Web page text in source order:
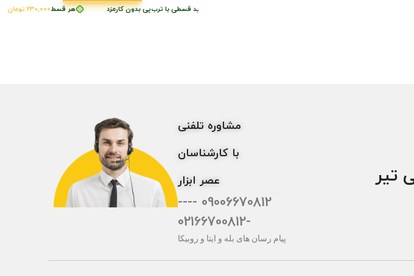
هر قسط230,000تومان • خرید قسطی با ترب‌پی بدون کارمزد
تیر
مشاوره تلفنی
با کارشناسان
عصر ابزار
09006670812 ----
-02166700812
پیام رسان های بله و ایتا و روبیکا